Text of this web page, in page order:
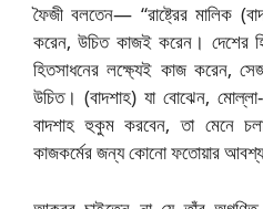
ফৈজী বলতেন— “রাষ্ট্রের মালিক
করেন, উচিত কাজই করেন। দেশের
হিতসাধনের লক্ষ্যেই কাজ করেন,
উচিত। (বাদশাহ) যা বোঝেন,
বাদশাহ হুকুম করবেন, তা মেনে
কাজকর্মের জন্য কোনো ফতোয়ার